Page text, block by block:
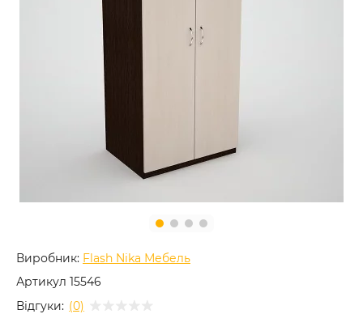
Виробник: Flash Nika Мебель
Артикул 15546
Відгуки: (0)